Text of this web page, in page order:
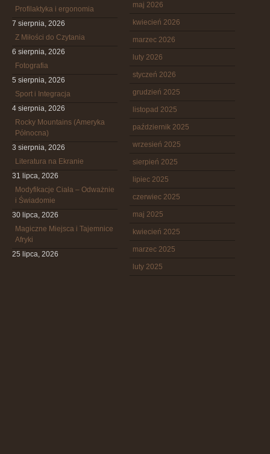
Profilaktyka i ergonomia
7 sierpnia, 2026
Z Miłości do Czytania
6 sierpnia, 2026
Fotografia
5 sierpnia, 2026
Sport i Integracja
4 sierpnia, 2026
Rocky Mountains (Ameryka
Północna)
3 sierpnia, 2026
Literatura na Ekranie
31 lipca, 2026
Modyfikacje Ciała – Odważnie
i Świadomie
30 lipca, 2026
Magiczne Miejsca i Tajemnice
Afryki
25 lipca, 2026
maj 2026
kwiecień 2026
marzec 2026
luty 2026
styczeń 2026
grudzień 2025
listopad 2025
październik 2025
wrzesień 2025
sierpień 2025
lipiec 2025
czerwiec 2025
maj 2025
kwiecień 2025
marzec 2025
luty 2025